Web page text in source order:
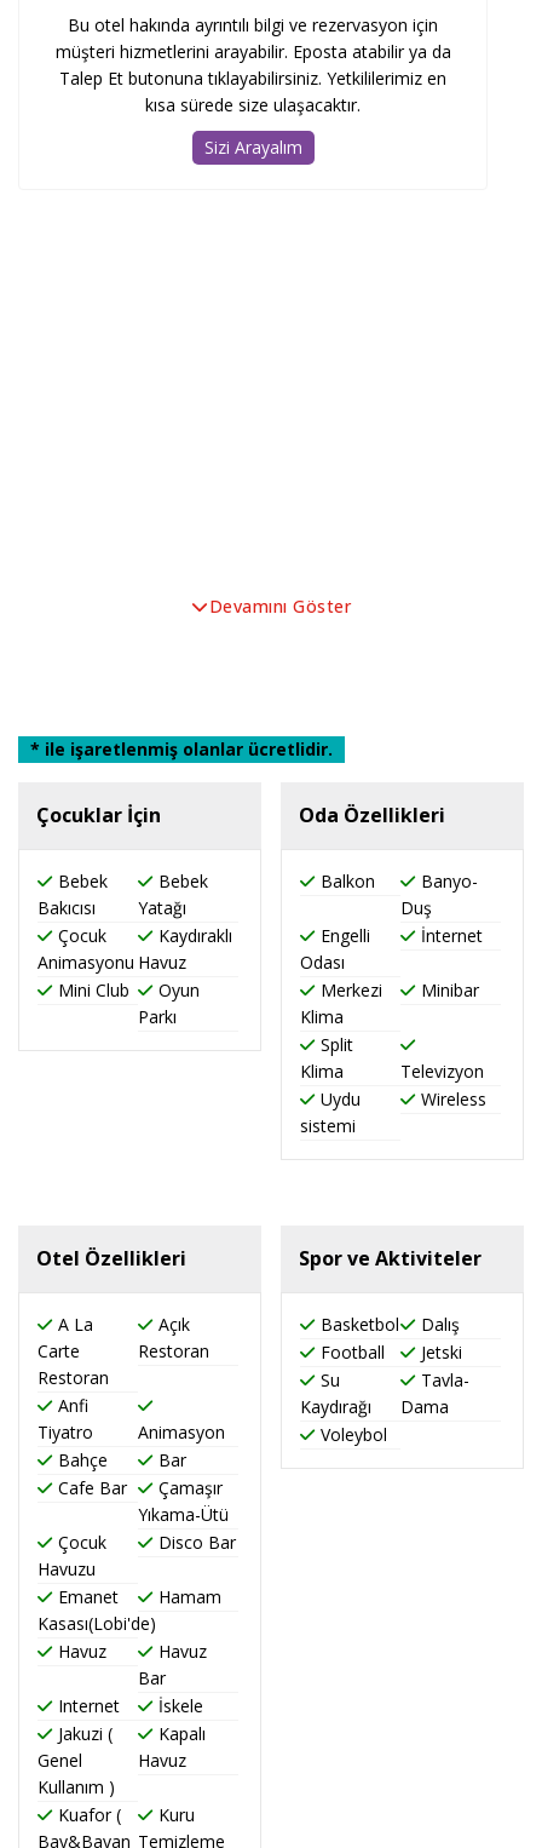
Bu otel hakında ayrıntılı bilgi ve rezervasyon için
müşteri hizmetlerini arayabilir. Eposta atabilir ya da
Talep Et butonuna tıklayabilirsiniz. Yetkililerimiz en
kısa sürede size ulaşacaktır.
Sizi Arayalım
Devamını Göster
Çocuklar İçin
Bebek
Bakıcısı
Bebek
Yatağı
Çocuk
Animasyonu
Kaydıraklı
Havuz
Mini Club
Oyun
Parkı
Oda Özellikleri
Balkon
Banyo-
Duş
Engelli
Odası
İnternet
Merkezi
Klima
Minibar
Split
Klima
Televizyon
Uydu
sistemi
Wireless
Otel Özellikleri
A La
Carte
Restoran
Açık
Restoran
Anfi
Tiyatro
Animasyon
Bahçe
Bar
Cafe Bar
Çamaşır
Yıkama-Ütü
Çocuk
Havuzu
Disco Bar
Emanet
Kasası(Lobi'de)
Hamam
Havuz
Havuz
Bar
Internet
İskele
Jakuzi (
Genel
Kullanım )
Kapalı
Havuz
Kuafor (
Bay&Bayan
Kuru
Temizleme
Spor ve Aktiviteler
Basketbol
Dalış
Football
Jetski
Su
Kaydırağı
Tavla-
Dama
Voleybol
* ile işaretlenmiş olanlar ücretlidir.